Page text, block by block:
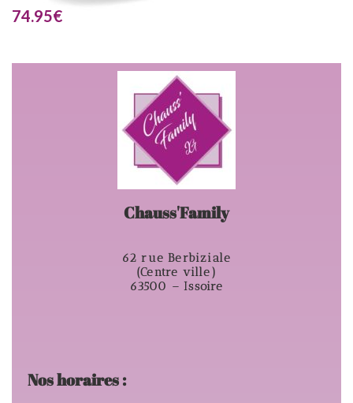
74.95€
Chauss'Family
62 rue Berbiziale
(Centre ville)
63500 – Issoire
Nos horaires :